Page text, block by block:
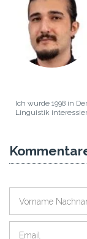
Ich wurde 1998 in
Linguistik